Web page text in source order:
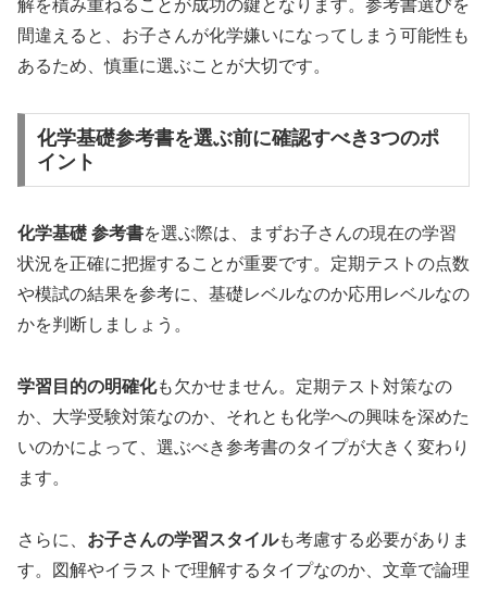
解を積み重ねることが成功の鍵となります。参考書選びを
間違えると、お子さんが化学嫌いになってしまう可能性も
あるため、慎重に選ぶことが大切です。
化学基礎参考書を選ぶ前に確認すべき3つのポ
イント
化学基礎 参考書を選ぶ際は、まずお子さんの現在の学習
状況を正確に把握することが重要です。定期テストの点数
や模試の結果を参考に、基礎レベルなのか応用レベルなの
かを判断しましょう。
学習目的の明確化も欠かせません。定期テスト対策なの
か、大学受験対策なのか、それとも化学への興味を深めた
いのかによって、選ぶべき参考書のタイプが大きく変わり
ます。
さらに、 お子さんの学習スタイルも考慮する必要がありま
す。図解やイラストで理解するタイプなのか、文章で論理